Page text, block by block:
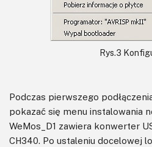
Rys.3
Podczas pierwszego
pokazać się menu instalowania
WeMos_D1 zawiera konwerter
CH340. Po ustaleniu docelowej